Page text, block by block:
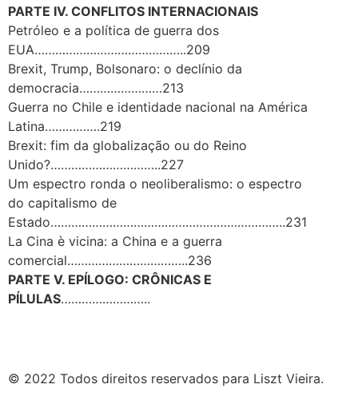
PARTE IV. CONFLITOS INTERNACIONAIS
Petróleo e a política de guerra dos
EUA……………………………………..209
Brexit, Trump, Bolsonaro: o declínio da
democracia……………………213
Guerra no Chile e identidade nacional na América
Latina…………….219
Brexit: fim da globalização ou do Reino
Unido?…………………………..227
Um espectro ronda o neoliberalismo: o espectro
do capitalismo de
Estado…………………………………………………………..231
La Cina è vicina: a China e a guerra
comercial……………………………..236
PARTE V. EPÍLOGO: CRÔNICAS E
PÍLULAS……………………..
© 2022 Todos direitos reservados para Liszt Vieira.